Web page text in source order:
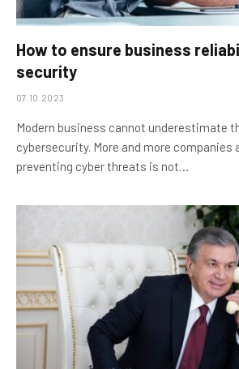
How to ensure business
security
07.10.2023
Modern business cannot underestimate
cybersecurity. More and more companies
preventing cyber threats is not…